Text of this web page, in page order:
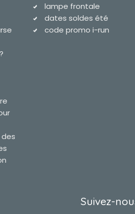
des
lampe frontale
dates soldes été
code promo i-run
Suivez-